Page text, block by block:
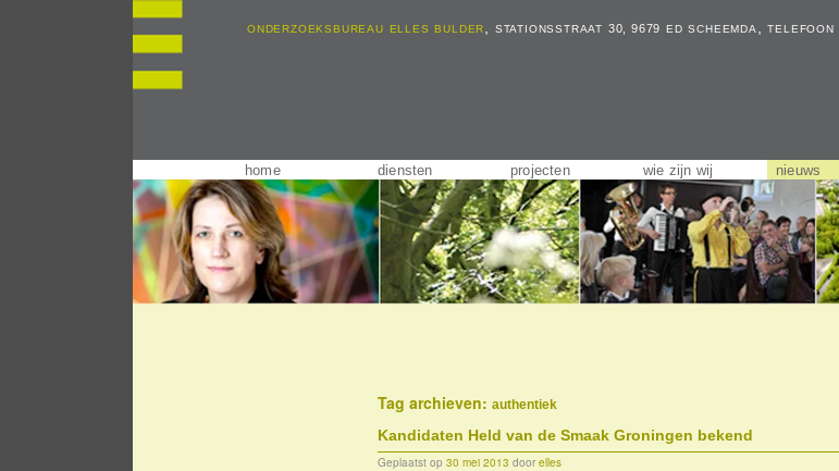
onderzoeksbureau elles bulder , stationsstraat 30, 9679 ed scheemda, telefoon
home diensten projecten wie zijn wij nieuws
Tag archieven: authentiek
Kandidaten Held van de Smaak Groningen bekend
Geplaatst op 30 mei 2013 door elles